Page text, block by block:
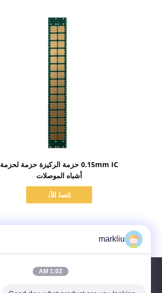
0.15mm IC حزمة الركيزة حزمة لحزمة
أشباه الموصلات
ﺎﺘﺼﻟ ﺍﻶﻧ
markliu
1:02 AM